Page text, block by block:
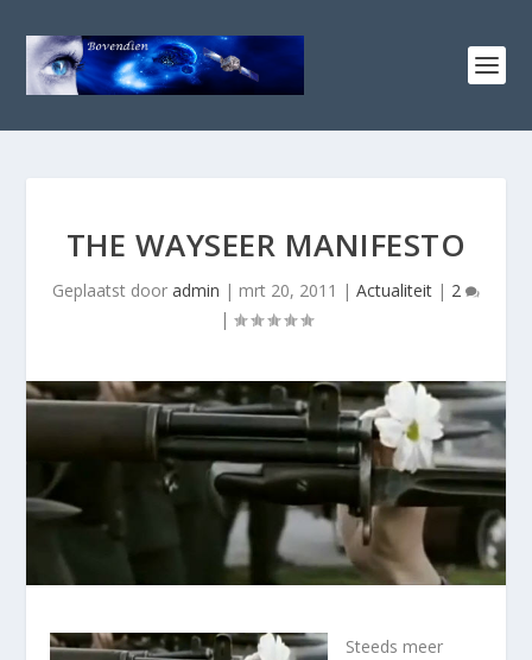
THE WAYSEER MANIFESTO
Geplaatst door admin | mrt 20, 2011 | Actualiteit | 2
|
Steeds meer